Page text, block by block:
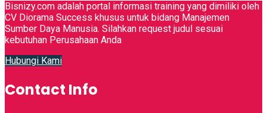
Bisnizy.com adalah portal informasi training yang dimiliki oleh
CV Diorama Success khusus untuk bidang Manajemen
Sumber Daya Manusia. Silahkan request judul sesuai
kebutuhan Perusahaan Anda
Hubungi Kami
Contact Info